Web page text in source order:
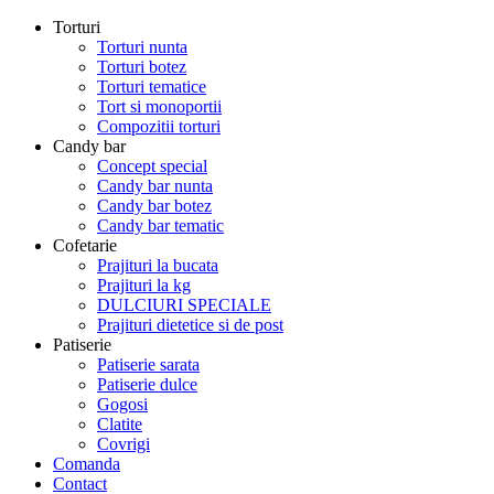
Torturi
Torturi nunta
Torturi botez
Torturi tematice
Tort si monoportii
Compozitii torturi
Candy bar
Concept special
Candy bar nunta
Candy bar botez
Candy bar tematic
Cofetarie
Prajituri la bucata
Prajituri la kg
DULCIURI SPECIALE
Prajituri dietetice si de post
Patiserie
Patiserie sarata
Patiserie dulce
Gogosi
Clatite
Covrigi
Comanda
Contact